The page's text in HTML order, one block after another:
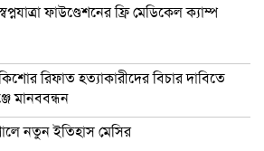
ফাউণ্ডেশনের ফ্রি মেডিকেল ক্যাম্প
রিফাত হত্যাকারীদের বিচার দাবিতে
মানববন্ধন
নতুন ইতিহাস মেসির